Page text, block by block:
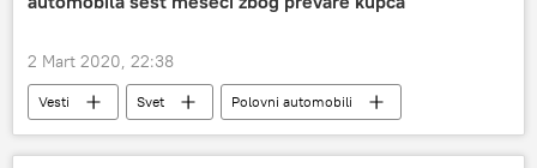
2 Mart 2020, 22:38
Vesti Svet
Polovni automobili
Region